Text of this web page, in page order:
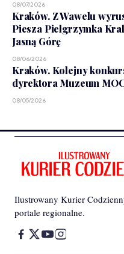
08/07/2026
Kraków. Z Wawelu
Piesza Pielgrzymka
Jasną Górę
08/06/2026
Kraków. Kolejny
dyrektora Muzeum
08/05/2026
Ilustrowany Kurier
portale regionalne.